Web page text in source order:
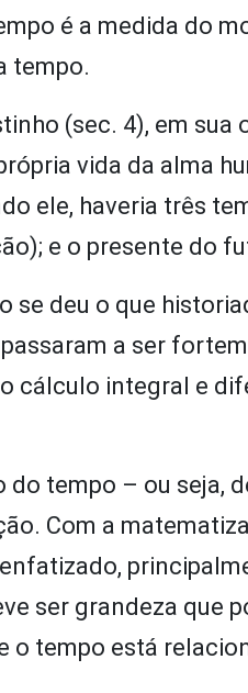
é a medida do
tempo.
(sec. 4), em sua
vida da alma
ele, haveria três
e o presente do
se deu o que
a ser
cálculo integral e
tempo – ou seja,
Com a
ser grandeza que
o tempo está